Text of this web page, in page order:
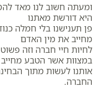
ומעתה חשוב לנו מאד
היא דורשת מאתנו
פן תענישנו בלי חמלה
מחייב את מין האדם
לחיות חיי חברה וזה
במצוות אשר הטבע מחייב
אותנו לעשות מתוך
החברה.